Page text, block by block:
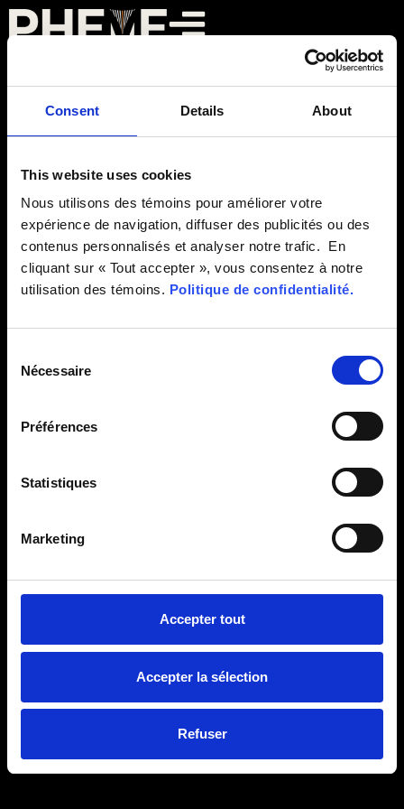
Consent Details About
This website uses cookies
Nous utilisons des témoins pour améliorer votre
expérience de navigation, diffuser des publicités ou des
contenus personnalisés et analyser notre trafic. En
cliquant sur « Tout accepter », vous consentez à notre
utilisation des témoins. Politique de confidentialité.
Selection
Nécessaire
Préférences
Statistiques
Marketing
Accepter tout
Accepter la sélection
Refuser
Catégorie :
Non classé
Tous droits réservés